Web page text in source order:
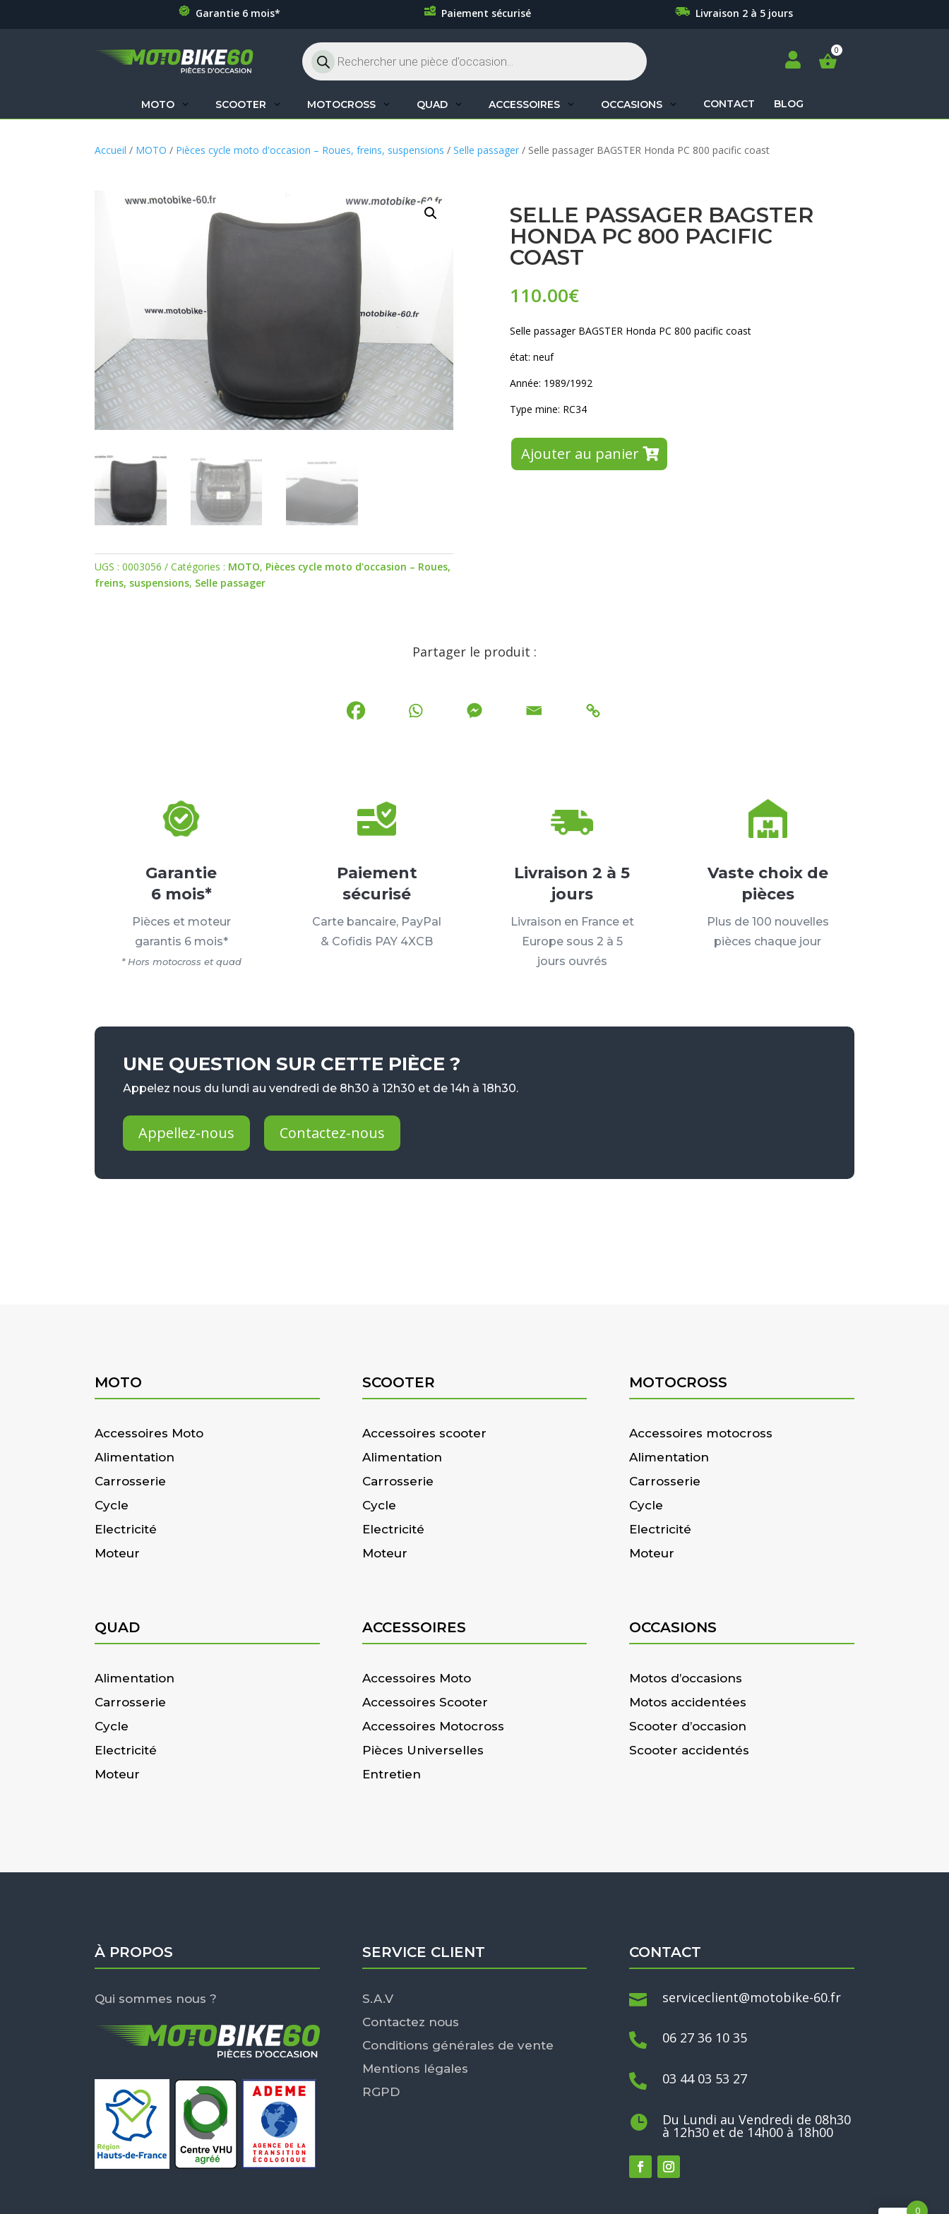
Garantie 6 mois* Paiement sécurisé Livraison 2 à 5 jours
Recherche
de
produits

MOTO SCOOTER MOTOCROSS QUAD ACCESSOIRES OCCASIONS CONTACT BLOG
de
Accueil / MOTO / Pièces cycle moto d'occasion – Roues, freins, suspensions /Selle passager / Selle passager BAGSTER Honda PC 800 pacific coast
UGS :0003056 Catégories : MOTO, Pièces cycle moto d'occasion – Roues,
freins, suspensions, Selle passager
SELLE PASSAGER BAGSTER
HONDA PC 800 PACIFIC
COAST
110.00€
Selle passager BAGSTER Honda PC 800 pacific coast
état: neuf
Année: 1989/1992
Type mine: RC34
Ajouter au panier
Partager le produit :
Garantie
6 mois*
Pièces et moteur
garantis 6 mois*
* Hors motocross et quad
Paiement
sécurisé
Carte bancaire, PayPal
& Cofidis PAY 4XCB
Livraison 2 à 5
jours
Livraison en France et
Europe sous 2 à 5
jours ouvrés
Vaste choix de
pièces
Plus de 100 nouvelles
pièces chaque jour
UNE QUESTION SUR CETTE PIÈCE ?
Appelez nous du lundi au vendredi de 8h30 à 12h30 et de 14h à 18h30.
Appellez-nous Contactez-nous
MOTO
Accessoires Moto
Alimentation
Carrosserie
Cycle
Electricité
Moteur
SCOOTER
Accessoires scooter
Alimentation
Carrosserie
Cycle
Electricité
Moteur
MOTOCROSS
Accessoires motocross
Alimentation
Carrosserie
Cycle
Electricité
Moteur
QUAD
Alimentation
Carrosserie
Cycle
Electricité
Moteur
ACCESSOIRES
Accessoires Moto
Accessoires Scooter
Accessoires Motocross
Pièces Universelles
Entretien
OCCASIONS
Motos d’occasions
Motos accidentées
Scooter d’occasion
Scooter accidentés
À PROPOS
Qui sommes nous ?
SERVICE CLIENT
S.A.V
Contactez nous
Conditions générales de vente
Mentions légales
RGPD
CONTACT
 serviceclient@motobike-60.fr
 06 27 36 10 35
 03 44 03 53 27
 Du Lundi au Vendredi de 08h30
à 12h30 et de 14h00 à 18h00
0